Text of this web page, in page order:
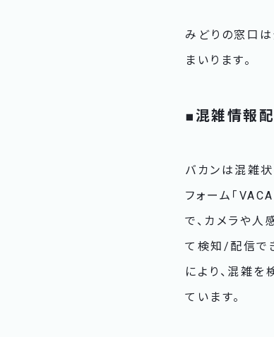
みどりの窓口
まいります。
■混雑情報配
バカンは混雑
フォーム「
で、カメラや
て検知/配信で
により、混雑
ています。